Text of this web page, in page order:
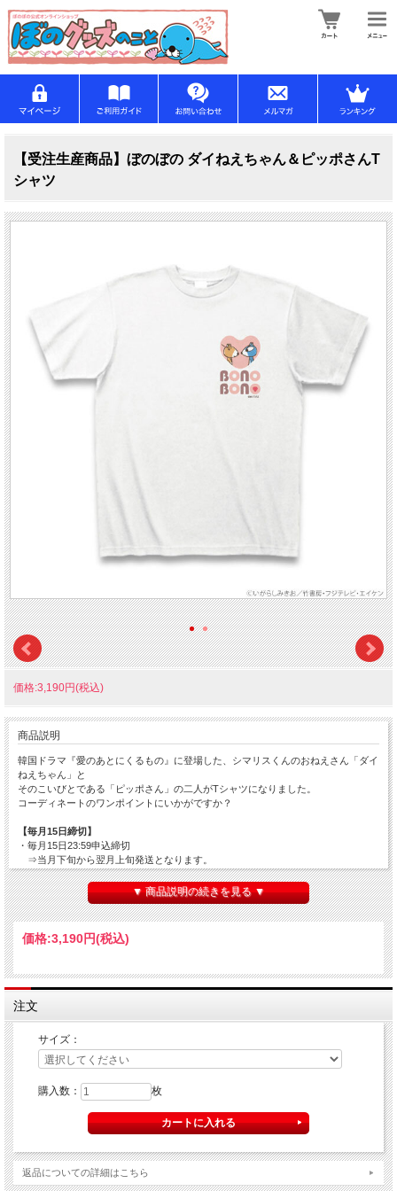
【受注生産商品】ぼのぼの ダイねえちゃん＆ピッポさんT
シャツ
価格:3,190円(税込)
商品説明
韓国ドラマ『愛のあとにくるもの』に登場した、シマリスくんのおねえさん「ダイ
ねえちゃん」と
そのこいびとである「ピッポさん」の二人がTシャツになりました。
コーディネートのワンポイントにいかがですか？
【毎月15日締切】
・毎月15日23:59申込締切
⇒当月下旬から翌月上旬発送となります。
【毎月30日締切】
・毎月30日23:59申込締切
⇒翌月中旬から下旬発送となります。
※15日・30日が土日祝日の場合は、翌営業日が締切となります。
【色】
■ホワイト
【素材】
サイズは、Ｓ・Ｍ・Ｌ・ＸＬの4種類から選べます。
サイズの詳細は以下となります。
【サイズスペック】
M
49 52 55
58
身丈
66 70 74
78
44
袖丈
19 20 22 24
▼ 商品説明の続きを見る ▼
価格:3,190円(税込)
注文
サイズ：
購入数： 枚
返品についての詳細はこちら